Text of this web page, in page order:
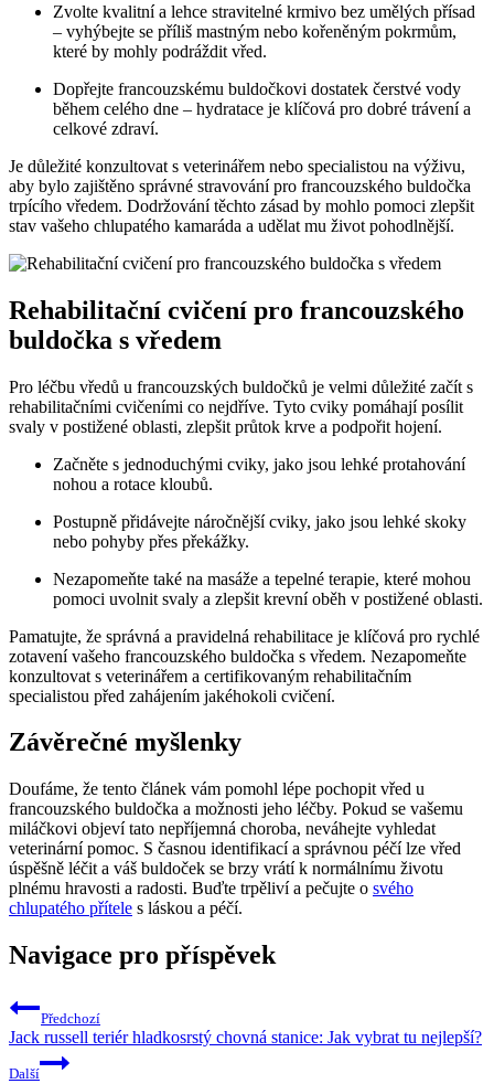
Zvolte kvalitní a lehce stravitelné krmivo bez umělých přísad
– vyhýbejte se příliš mastným nebo kořeněným pokrmům,
které by mohly podráždit vřed.
Dopřejte francouzskému buldočkovi dostatek čerstvé vody
během celého dne – hydratace je klíčová pro dobré trávení a
celkové zdraví.
Je důležité konzultovat s veterinářem nebo specialistou na výživu,
aby bylo zajištěno správné stravování pro francouzského buldočka
trpícího vředem. Dodržování těchto zásad by mohlo pomoci zlepšit
stav vašeho chlupatého kamaráda a udělat mu život pohodlnější.
Rehabilitační cvičení pro francouzského
buldočka s vředem
Pro léčbu vředů u francouzských buldočků je velmi důležité začít s
rehabilitačními cvičeními co nejdříve. Tyto cviky pomáhají posílit
svaly v postižené oblasti, zlepšit průtok krve a podpořit hojení.
Začněte s jednoduchými cviky, jako jsou lehké protahování
nohou a rotace kloubů.
Postupně přidávejte náročnější cviky, jako jsou lehké skoky
nebo pohyby přes překážky.
Nezapomeňte také na masáže a tepelné terapie, které mohou
pomoci uvolnit svaly a zlepšit krevní oběh v postižené oblasti.
Pamatujte, že správná a pravidelná rehabilitace je klíčová pro rychlé
zotavení vašeho francouzského buldočka s vředem. Nezapomeňte
konzultovat s veterinářem a certifikovaným rehabilitačním
specialistou před zahájením jakéhokoli cvičení.
Závěrečné myšlenky
Doufáme, že tento článek vám pomohl lépe pochopit vřed u
francouzského buldočka a možnosti jeho léčby. Pokud se vašemu
miláčkovi objeví tato nepříjemná choroba, neváhejte vyhledat
veterinární pomoc. S časnou identifikací a správnou péčí lze vřed
úspěšně léčit a váš buldoček se brzy vrátí k normálnímu životu
plnému hravosti a radosti. Buďte trpěliví a pečujte o svého
chlupatého přítele s láskou a péčí.
Navigace pro příspěvek
Předchozí
Jack russell teriér hladkosrstý chovná stanice: Jak vybrat tu nejlepší?
Další